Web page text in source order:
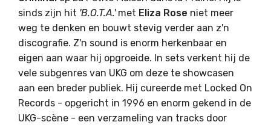
sinds zijn hit 'B.O.T.A.'met Eliza Rose niet meer
weg te denken en bouwt stevig verder aan z'n
discografie. Z'n sound is enorm herkenbaar en
eigen aan waar hij opgroeide. In sets verkent hij de
vele subgenres van UKG om deze te showcasen
aan een breder publiek. Hij cureerde met Locked On
Records - opgericht in 1996 en enorm gekend in de
UKG-scène - een verzameling van tracks door